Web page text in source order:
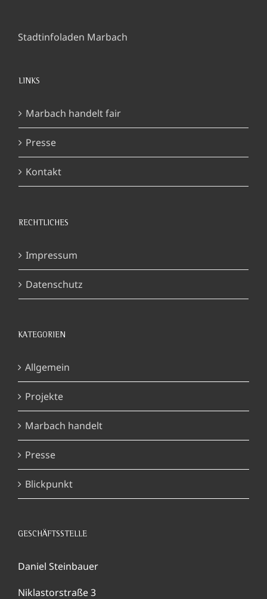
Stadtinfoladen Marbach
LINKS
Marbach handelt fair
Presse
Kontakt
RECHTLICHES
Impressum
Datenschutz
KATEGORIEN
Allgemein
Projekte
Marbach handelt
Presse
Blickpunkt
GESCHÄFTSSTELLE
Daniel Steinbauer
Niklastorstraße 3